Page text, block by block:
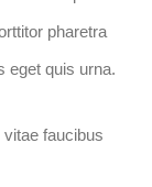
pharetra
eget quis urna.
faucibus